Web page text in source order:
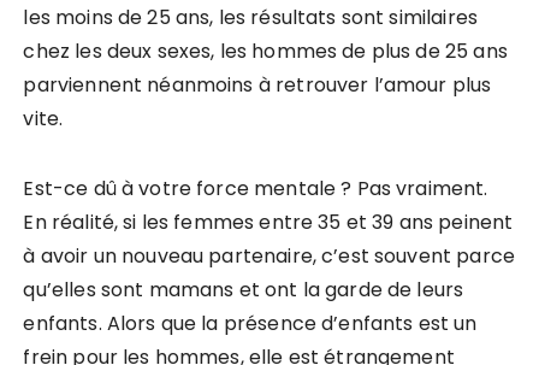
les moins de 25 ans, les résultats sont similaires
chez les deux sexes, les hommes de plus de 25 ans
parviennent néanmoins à retrouver l’amour plus
vite.
Est-ce dû à votre force mentale ? Pas vraiment.
En réalité, si les femmes entre 35 et 39 ans peinent
à avoir un nouveau partenaire, c’est souvent parce
qu’elles sont mamans et ont la garde de leurs
enfants. Alors que la présence d’enfants est un
frein pour les hommes, elle est étrangement